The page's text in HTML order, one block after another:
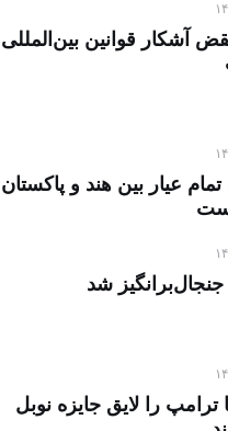
آشکار قوانین بین‌المللی
عیار بین هند و پاکستان
شد
را لایق جایزه نوبل